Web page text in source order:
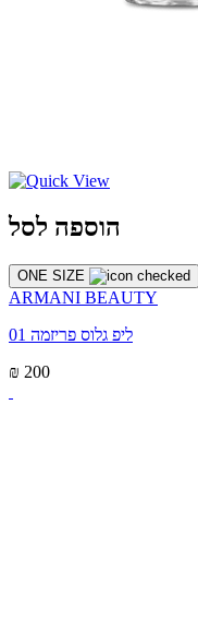
הוספה לסל
ONE SIZE
ARMANI BEAUTY
ליפ גלוס פריזמה 01
₪ 200